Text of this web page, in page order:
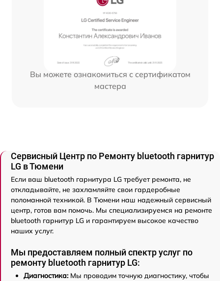
Вы можете ознакомиться с сертификатом
мастера
Сервисный Центр по Ремонту bluetooth гарнитур
LG в Тюмени
Если ваш bluetooth гарнитура LG требует ремонта, не
откладывайте, не захламляйте свои гардеробные
поломанной техникой. В Тюмени наш надежный сервисный
центр, готов вам помочь. Мы специализируемся на ремонте
bluetooth гарнитур LG и гарантируем высокое качество
наших услуг.
Мы предоставляем полный спектр услуг по
ремонту bluetooth гарнитур LG:
Диагностика: Мы проводим точную диагностику, чтобы